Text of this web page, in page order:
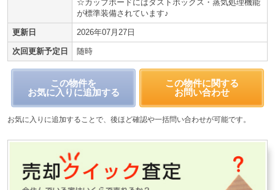
☆カップボードにはダストボックス・蒸気処理機能
が標準装備されています♪
更新日 2026年07月27日
次回更新予定日 随時
この物件を
お気に入りに追加する
この物件に関する
お問い合わせ
お気に入りに追加することで、後ほど確認や一括問い合わせが可能です。